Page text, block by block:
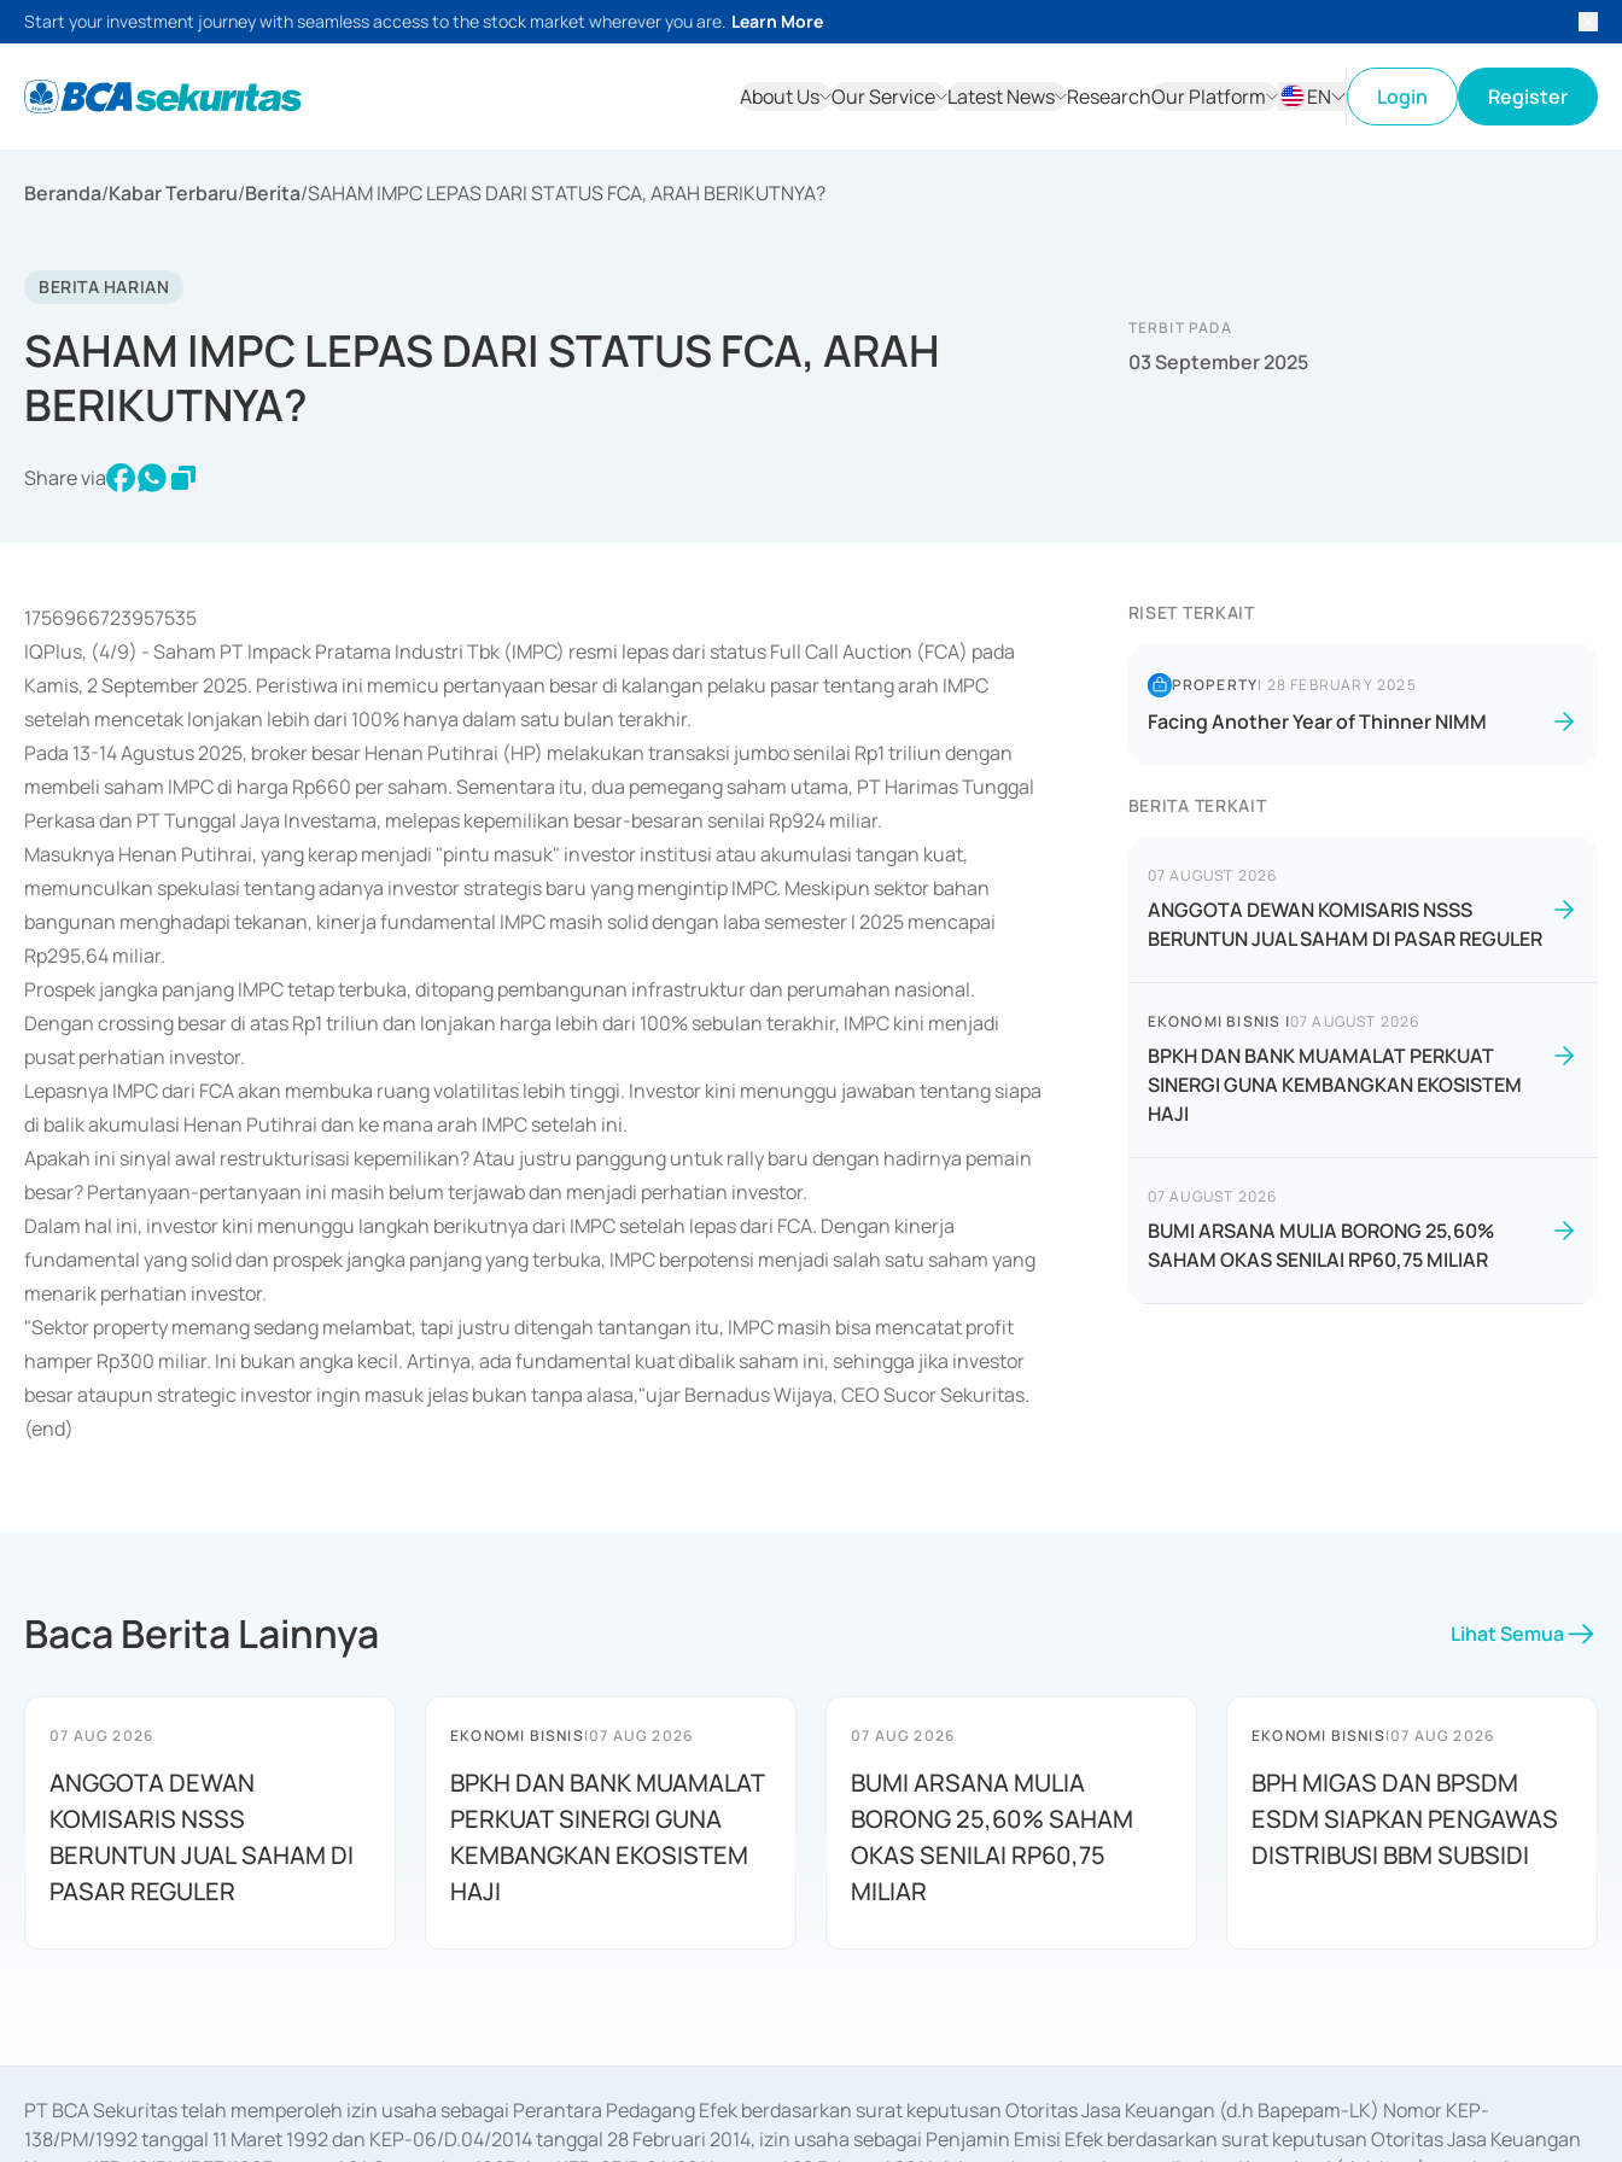
Start your investment journey with seamless access to the stock market wherever you are. Learn More
About Us Our Service Latest News ResearchOur Platform
EN
Login Register
Beranda/Kabar Terbaru/Berita/SAHAM IMPC LEPAS DARI STATUS FCA, ARAH BERIKUTNYA?
BERITA HARIAN
SAHAM IMPC LEPAS DARI STATUS FCA, ARAH
BERIKUTNYA?
Share via
TERBIT PADA
03 September 2025
1756966723957535
IQPlus, (4/9) - Saham PT Impack Pratama Industri Tbk (IMPC) resmi lepas dari status Full Call Auction (FCA) pada
Kamis, 2 September 2025. Peristiwa ini memicu pertanyaan besar di kalangan pelaku pasar tentang arah IMPC
setelah mencetak lonjakan lebih dari 100% hanya dalam satu bulan terakhir.
Pada 13-14 Agustus 2025, broker besar Henan Putihrai (HP) melakukan transaksi jumbo senilai Rp1 triliun dengan
membeli saham IMPC di harga Rp660 per saham. Sementara itu, dua pemegang saham utama, PT Harimas Tunggal
Perkasa dan PT Tunggal Jaya Investama, melepas kepemilikan besar-besaran senilai Rp924 miliar.
Masuknya Henan Putihrai, yang kerap menjadi "pintu masuk" investor institusi atau akumulasi tangan kuat,
memunculkan spekulasi tentang adanya investor strategis baru yang mengintip IMPC. Meskipun sektor bahan
bangunan menghadapi tekanan, kinerja fundamental IMPC masih solid dengan laba semester I 2025 mencapai
Rp295,64 miliar.
Prospek jangka panjang IMPC tetap terbuka, ditopang pembangunan infrastruktur dan perumahan nasional.
Dengan crossing besar di atas Rp1 triliun dan lonjakan harga lebih dari 100% sebulan terakhir, IMPC kini menjadi
pusat perhatian investor.
Lepasnya IMPC dari FCA akan membuka ruang volatilitas lebih tinggi. Investor kini menunggu jawaban tentang siapa
di balik akumulasi Henan Putihrai dan ke mana arah IMPC setelah ini.
Apakah ini sinyal awal restrukturisasi kepemilikan? Atau justru panggung untuk rally baru dengan hadirnya pemain
besar? Pertanyaan-pertanyaan ini masih belum terjawab dan menjadi perhatian investor.
Dalam hal ini, investor kini menunggu langkah berikutnya dari IMPC setelah lepas dari FCA. Dengan kinerja
fundamental yang solid dan prospek jangka panjang yang terbuka, IMPC berpotensi menjadi salah satu saham yang
menarik perhatian investor.
"Sektor property memang sedang melambat, tapi justru ditengah tantangan itu, IMPC masih bisa mencatat profit
hamper Rp300 miliar. Ini bukan angka kecil. Artinya, ada fundamental kuat dibalik saham ini, sehingga jika investor
besar ataupun strategic investor ingin masuk jelas bukan tanpa alasa,"ujar Bernadus Wijaya, CEO Sucor Sekuritas.
(end)
RISET TERKAIT
PROPERTY| 28 FEBRUARY 2025
Facing Another Year of Thinner NIMM
BERITA TERKAIT
07 AUGUST 2026
ANGGOTA DEWAN KOMISARIS NSSS
BERUNTUN JUAL SAHAM DI PASAR REGULER
EKONOMI BISNIS |07 AUGUST 2026
BPKH DAN BANK MUAMALAT PERKUAT
SINERGI GUNA KEMBANGKAN EKOSISTEM
HAJI
07 AUGUST 2026
BUMI ARSANA MULIA BORONG 25,60%
SAHAM OKAS SENILAI RP60,75 MILIAR
Baca Berita Lainnya Lihat Semua
07 AUG 2026
ANGGOTA DEWAN
KOMISARIS NSSS
BERUNTUN JUAL SAHAM DI
PASAR REGULER
EKONOMI BISNIS|07 AUG 2026
BPKH DAN BANK MUAMALAT
PERKUAT SINERGI GUNA
KEMBANGKAN EKOSISTEM
HAJI
07 AUG 2026
BUMI ARSANA MULIA
BORONG 25,60% SAHAM
OKAS SENILAI RP60,75
MILIAR
EKONOMI BISNIS|07 AUG 2026
BPH MIGAS DAN BPSDM
ESDM SIAPKAN PENGAWAS
DISTRIBUSI BBM SUBSIDI
PT BCA Sekuritas telah memperoleh izin usaha sebagai Perantara Pedagang Efek berdasarkan surat keputusan Otoritas Jasa Keuangan (d.h Bapepam-LK) Nomor KEP-
138/PM/1992 tanggal 11 Maret 1992 dan KEP-06/D.04/2014 tanggal 28 Februari 2014, izin usaha sebagai Penjamin Emisi Efek berdasarkan surat keputusan Otoritas Jasa Keuangan